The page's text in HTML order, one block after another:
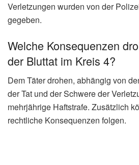
Verletzungen wurden von der
gegeben.
Welche Konsequenzen
der Bluttat im Kreis 4?
Dem Täter drohen, abhängig von
der Tat und der Schwere der
mehrjährige Haftstrafe. Zusätzlich
rechtliche Konsequenzen folgen.